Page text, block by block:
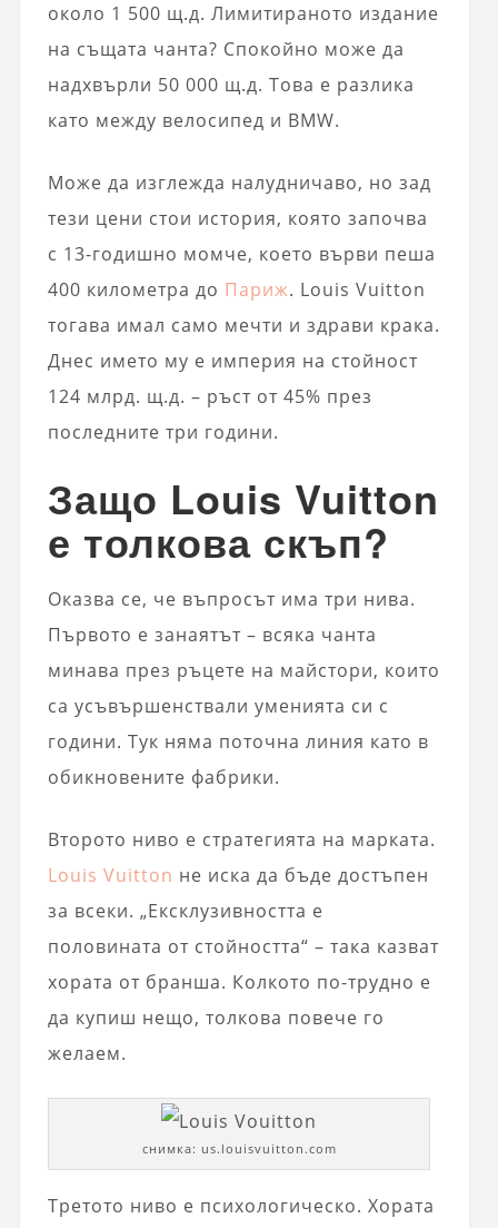
около 1 500 щ.д. Лимитираното издание
на същата чанта? Спокойно може да
надхвърли 50 000 щ.д. Това е разлика
като между велосипед и BMW.
Може да изглежда налудничаво, но зад
тези цени стои история, която започва
с 13-годишно момче, което върви пеша
400 километра до Париж. Louis Vuitton
тогава имал само мечти и здрави крака.
Днес името му е империя на стойност
124 млрд. щ.д. – ръст от 45% през
последните три години.
Защо Louis Vuitton
е толкова скъп?
Оказва се, че въпросът има три нива.
Първото е занаятът – всяка чанта
минава през ръцете на майстори, които
са усъвършенствали уменията си с
години. Тук няма поточна линия като в
обикновените фабрики.
Второто ниво е стратегията на марката.
Louis Vuitton не иска да бъде достъпен
за всеки. „Ексклузивността е
половината от стойността“ – така казват
хората от бранша. Колкото по-трудно е
да купиш нещо, толкова повече го
желаем.
снимка: us.louisvuitton.com
Третото ниво е психологическо. Хората